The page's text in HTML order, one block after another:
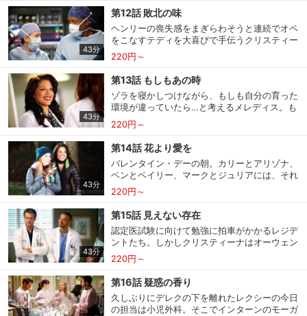
視聴デバイス一覧
スマホなどでRakuten TVを視聴する際のデ
バイス連携の設定ができます。
パスコード設定
求められるのでお子さまがいても安心で
す。
メルマガ
メルマガの配信停止、配信先のメールアド
レスの変更が可能です。
定額見放題解約
定額見放題コンテンツの解約はこちらから
可能です。
ログアウト
に嫌だと拒否するが、オーウェンは外科部長と
して“命を救え”と命令する。
く同居の話を持ち出されて動揺し、メレディス
にオペ中のベンのお喋りを遮るよう頼むが…。
そんな中、病院では結合双生児のアンディとブ
ランディを分離する大掛かりな手術が行われる
ことになり、オーウェンは医師たちを２つのグ
本番のオペが始まるが、ピリピリしたアリゾナ
のせいで、手術室は険悪なムードに包まれる。
43分
第12話 敗北の味
ヘンリーの喪失感をまぎらわそうと連続でオペ
をこなすテディを大喜びで手伝うクリスティー
ナ。その一方、ゾラの１歳の誕生日パーティー
の準備に奔走するメレディスは、オーウェンか
ら専門分野を決めるよう諭される。母の跡を継
いで一般外科を勧められるも心は定まらない
中、メレディスは姉妹間の肝臓移植を担当する
ことに。またデレクは、８人の外科医が手術不
適応（インオペ）と判断したガンを患う８歳の
―。そんな中、記念すべき１万回目の手術中の
リチャードは、突然病院に現れた妻のアデルに
呼び出される。
220円～
43分
第13話 もしもあの時
ゾラを寝かしつけながら、もしも自分の育った
環境が違っていたら…と考えるメレディス。も
し仮に、病気ではない母親と、いい父親がいた
としたら―？次に目を覚ましたメレディスは、
シアトル・グレース病院の外科部長エリスとリ
チャードの娘になっていた。間もなく子供が誕
生するデレクとアディソン夫妻、オーウェンと
結婚し３人の子を持つ母となったカリー、おと
なしく控えめなベイリーなど、それぞれに現実
クスと婚約したばかりのメレディスを含め、誰
もが一見幸せそうに見えるが…。
220円～
43分
第14話 花より愛を
バレンタイン・デーの朝。カリーとアリゾナ、
ベンとベイリー、マークとジュリアには、それ
ぞれにロマンティックな夜の予定が。独身で何
も予定がないレクシーは、なかなか夫婦の時間
が取れないメレディスとデレクのために、ゾラ
の子守を申し出る。そんな中、病院ではメレデ
ィスが６週間もひどい頭痛に悩まされ続けるジ
ャネルを担当。一方クリスティーナは、次第に
深まるオーウェンとの溝を感じつつ、突然病院
ディが緊急オペをすることになったため、オー
ウェンとクリスティーナも加わるが―。
220円～
43分
第15話 見えない存在
認定医試験に向けて勉強に拍車がかかるレジデ
ントたち。しかしクリスティーナはオーウェン
との夫婦セラピーに時間を取られ、メレディス
には一緒に勉強する仲間がいない。そんな彼女
に、リチャードはカリーから必勝法を習うよう
アドバイス。カリーはいきなり、メレディスに
肉ひき器に腕を挟まれた患者の治療方針を決め
るよう言い渡す。その頃、デレクのもとには、
220円～
第16話 疑惑の香り
久しぶりにデレクの下を離れたレクシーの今日
の担当は小児外科。そこでインターンのモーガ